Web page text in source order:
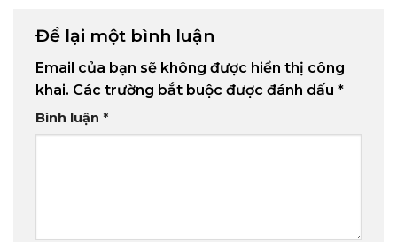
Để lại một bình luận
Email của bạn sẽ không được hiển thị công
khai. Các trường bắt buộc được đánh dấu *
Bình luận *